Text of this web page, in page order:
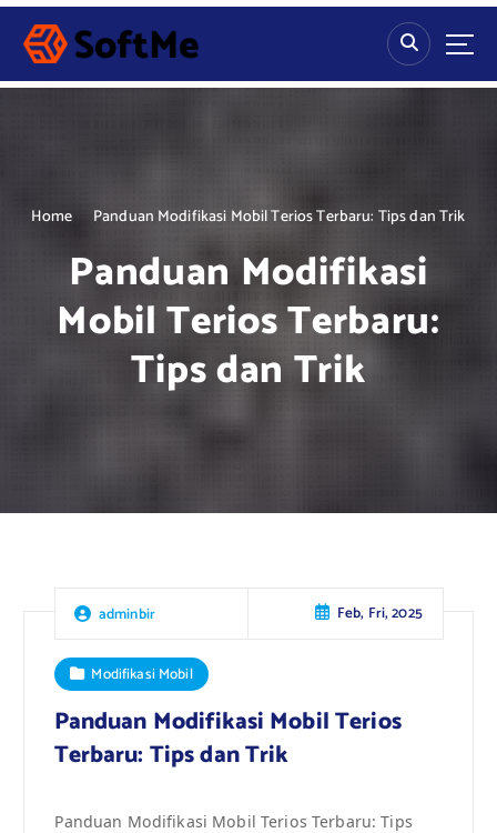
S
p
Home Panduan Modifikasi Mobil Terios Terbaru: Tips dan Trik
Panduan Modifikasi
Mobil Terios Terbaru:
Tips dan Trik
adminbir Feb, Fri, 2025
Modifikasi Mobil
Panduan Modifikasi Mobil Terios
Terbaru: Tips dan Trik
Panduan Modifikasi Mobil Terios Terbaru: Tips